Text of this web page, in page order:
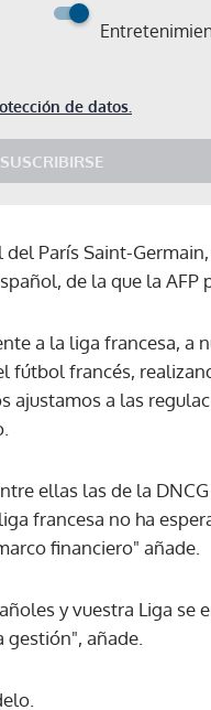
de datos.
SUSCRIBIRSE
a nuestro boletín.
ACEPTAR
París Saint-
de la que la AFP
a la liga francesa, a
fútbol francés,
a las
ellas las de la
francesa no ha
financiero" añade.
y vuestra Liga se
añade.